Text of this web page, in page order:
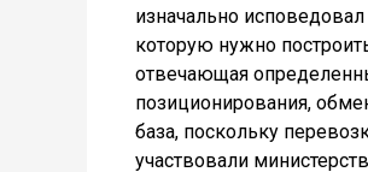
изначально
которую нужно
отвечающая
позиционирования,
база, поскольку
участвовали